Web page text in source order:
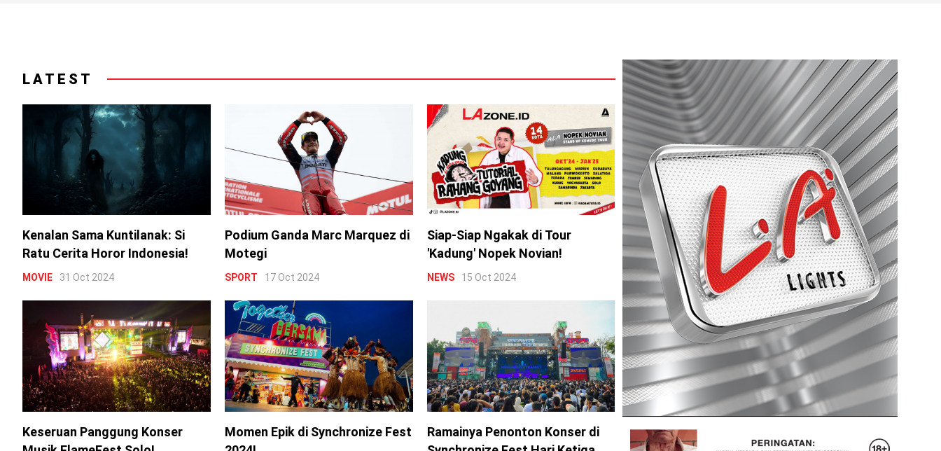
LATEST
Kenalan Sama Kuntilanak: Si
Ratu Cerita Horor Indonesia!
MOVIE 31 Oct 2024
Podium Ganda Marc Marquez di
Motegi
SPORT 17 Oct 2024
Siap-Siap Ngakak di Tour
'Kadung' Nopek Novian!
NEWS 15 Oct 2024
Keseruan Panggung Konser
Momen Epik di Synchronize Fest
Ramainya Penonton Konser di